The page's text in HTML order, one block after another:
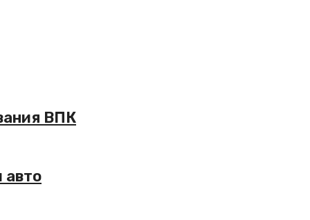
ВПК
авто